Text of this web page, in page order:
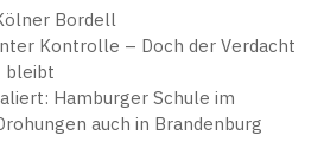
Bordell
Kontrolle – Doch der Verdacht
bleibt
Hamburger Schule im
auch in Brandenburg